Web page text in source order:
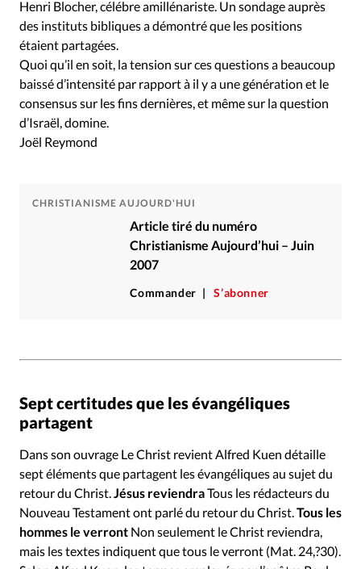
Henri Blocher, célébre amillénariste. Un sondage auprès
des instituts bibliques a démontré que les positions
étaient partagées.
Quoi qu’il en soit, la tension sur ces questions a beaucoup
baissé d’intensité par rapport à il y a une génération et le
consensus sur les fins dernières, et même sur la question
d’Israël, domine.
Joël Reymond
CHRISTIANISME AUJOURD'HUI
Article tiré du numéro
Christianisme Aujourd’hui – Juin
2007
Commander S’abonner
Sept certitudes que les évangéliques
partagent
Dans son ouvrage Le Christ revient Alfred Kuen détaille
sept éléments que partagent les évangéliques au sujet du
retour du Christ. Jésus reviendraTous les rédacteurs du
Nouveau Testament ont parlé du retour du Christ. Tous les
hommes le verront Non seulement le Christ reviendra,
mais les textes indiquent que tous le verront (Mat. 24,?30).